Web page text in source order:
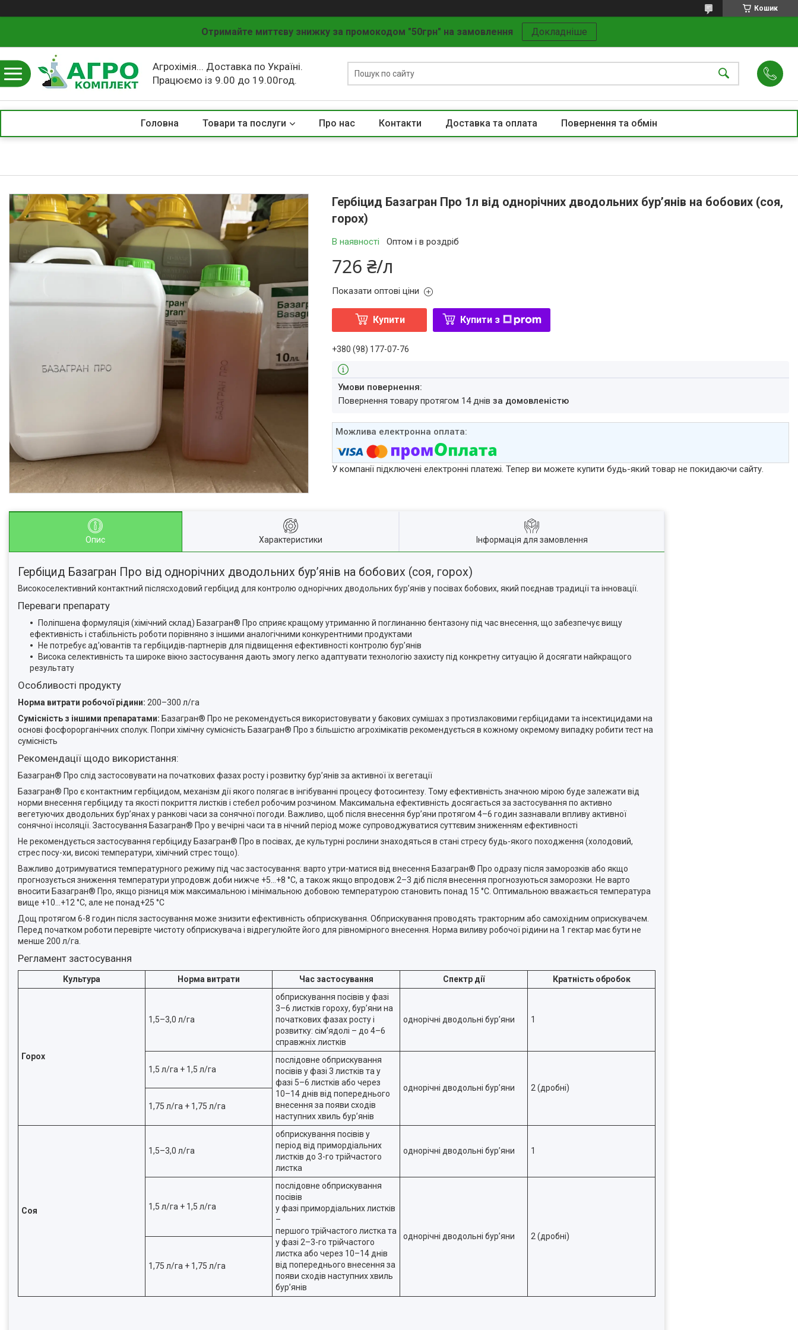
Кошик
Отримайте миттєву знижку за промокодом "50грн" на замовлення Докладніше
Агрохімія... Доставка по Україні.
Працюємо із 9.00 до 19.00год.
Головна Товари та послуги Про нас Контакти Доставка та оплата Повернення та обмін
Гербіцид Базагран Про 1л від однорічних дводольних бур’янів на бобових (соя,
горох)
В наявності Оптом і в роздріб
726 ₴/л
Показати оптові ціни
Купити Купити з
+380 (98) 177-07-76
повернення товару протягом 14 днівза домовленістю
У компанії підключені електронні платежі. Тепер ви можете купити будь-який товар не покидаючи сайту.
Опис Характеристики Інформація для замовлення
Гербіцид Базагран Про від однорічних дводольних бур’янів на бобових (соя, горох)
Високоселективний контактний післясходовий гербіцид для контролю однорічних дводольних бур’янів у посівах бобових, який поєднав традиції та інновації.
Переваги препарату
Поліпшена формуляція (хімічний склад) Базагран® Про сприяє кращому утриманню й поглинанню бентазону під час внесення, що забезпечує вищу
ефективність і стабільність роботи порівняно з іншими аналогічними конкурентними продуктами
Не потребує ад’ювантів та гербіцидів-партнерів для підвищення ефективності контролю бур’янів
Висока селективність та широке вікно застосування дають змогу легко адаптувати технологію захисту під конкретну ситуацію й досягати найкращого
результату
Особливості продукту
Норма витрати робочої рідини: 200–300 л/га
Сумісність з іншими препаратами: Базагран® Про не рекомендується використовувати у бакових сумішах з протизлаковими гербіцидами та інсектицидами на
основі фосфорорганічних сполук. Попри хімічну сумісність Базагран® Про з більшістю агрохімікатів рекомендується в кожному окремому випадку робити тест на
сумісність
Рекомендації щодо використання:
Базагран® Про слід застосовувати на початкових фазах росту і розвитку бур’янів за активної їх вегетації
Базагран® Про є контактним гербіцидом, механізм дії якого полягає в інгібуванні процесу фотосинтезу. Тому ефективність значною мірою буде залежати від
норми внесення гербіциду та якості покриття листків і стебел робочим розчином. Максимальна ефективність досягається за застосування по активно
вегетуючих дводольних бур’янах у ранкові часи за сонячної погоди. Важливо, щоб після внесення бур’яни протягом 4–6 годин зазнавали впливу активної
сонячної інсоляції. Застосування Базагран® Про у вечірні часи та в нічний період може супроводжуватися суттєвим зниженням ефективності
Не рекомендується застосування гербіциду Базагран® Про в посівах, де культурні рослини знаходяться в стані стресу будь-якого походження (холодовий,
стрес посу-хи, високі температури, хімічний стрес тощо).
Важливо дотримуватися температурного режиму під час застосування: варто утри-матися від внесення Базагран® Про одразу після заморозків або якщо
прогнозується зниження температури упродовж доби нижче +5…+8 °С, а також якщо впродовж 2–3 діб після внесення прогнозуються заморозки. Не варто
вносити Базагран® Про, якщо різниця між максимальною і мінімальною добовою температурою становить понад 15 °С. Оптимальною вважається температура
вище +10…+12 °С, але не понад+25 °С
Дощ протягом 6-8 годин після застосування може знизити ефективність обприскування. Обприскування проводять тракторним або самохідним оприскувачем.
Перед початком роботи перевірте чистоту обприскувача і відрегулюйте його для рівномірного внесення. Норма виливу робочої рідини на 1 гектар має бути не
менше 200 л/га.
Регламент застосування
Культура Норма витрати Час застосування Спектр дії Кратність обробок
Горох
1,5–3,0 л/га
обприскування посівів у фазі
3–6 листків гороху, бур’яни на
початкових фазах росту і
розвитку: сім’ядолі – до 4–6
справжніх листків
однорічні дводольні бур’яни 1
1,5 л/га + 1,5 л/га
послідовне обприскування
посівів у фазі 3 листків та у
фазі 5–6 листків або через
10–14 днів від попереднього
внесення за появи сходів
наступних хвиль бур’янів
однорічні дводольні бур’яни
2 (дробні)
1,75 л/га + 1,75 л/га
Соя
1,5–3,0 л/га
обприскування посівів у
період від примордіальних
листків до 3-го трійчастого
листка
однорічні дводольні бур’яни 1
1,5 л/га + 1,5 л/га
послідовне обприскування
посівів
у фазі примордіальних листків
–
першого трійчастого листка та
у фазі 2–3-го трійчастого
листка або через 10–14 днів
від попереднього внесення за
появи сходів наступних хвиль
бур’янів
однорічні дводольні бур’яни 2 (дробні)
1,75 л/га + 1,75 л/га